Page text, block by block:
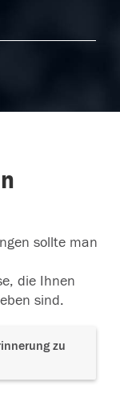
sollte man
die Ihnen
sind.
zu